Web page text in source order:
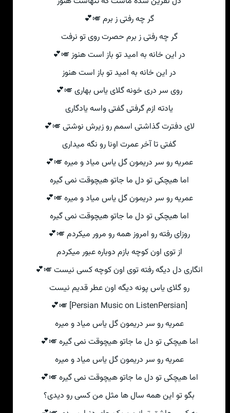
گر چه رفتی ز برم 🎺💕
گر چه رفتی ز برم حصرت روی تو نرفت
در این خانه به امید تو باز است هنوز 🎺💕
در این خانه به امید تو باز است هنوز
روی سر دری خونه گلای یاس بهاری 🎺💕
یادته ازم گرفتی گفتی واسه یادگاری
لای دفترت گذاشتی اسمم رو زیرش نوشتی 🎺💕
گفتی تا آخر عمرت اونا رو نگه میداری
عمریه رو سر دریمون گل یاس میاد و میره 🎺💕
اما هیچکی تو دل ما جاتو هیچوقت نمی گیره
عمریه رو سر دریمون گل یاس میاد و میره 🎺💕
اما هیچکی تو دل ما جاتو هیچوقت نمی گیره
روزای رفته رو امروز همه رو مرور میکردم 🎺💕
از توی اون کوچه بازم دوباره عبور میکردم
انگاری دل دیگه رفته توی اون کوچه کسی نیست 🎺💕
رو گلای یاس پونه دیگه اون عطر قدیم نیست
[Persian Music on ListenPersian] 🎺💕
عمریه رو سر دریمون گل یاس میاد و میره
اما هیچکی تو دل ما جاتو هیچوقت نمی گیره 🎺💕
عمریه رو سر دریمون گل یاس میاد و میره
اما هیچکی تو دل ما جاتو هیچوقت نمی گیره 🎺💕
بگو تو این همه سال ها مثل من کسی رو دیدی؟